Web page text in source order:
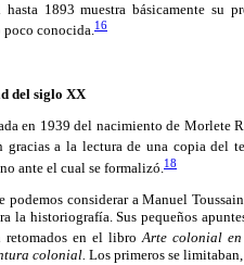
1893 muestra básicamente su
poco conocida.16
del siglo XX
en 1939 del nacimiento de Morlete
a la lectura de una copia del
ante el cual se formalizó. 18
podemos considerar a Manuel
la historiografía. Sus pequeños
retomados en el libroArte colonial en
colonial. Los primeros se